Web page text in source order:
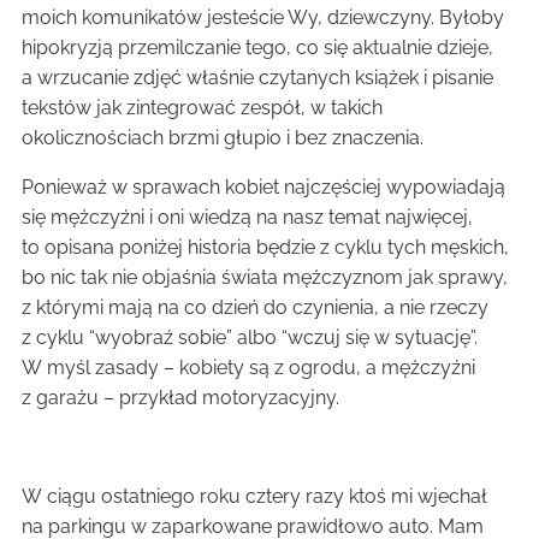
moich komunikatów jesteście Wy, dziewczyny. Byłoby
hipokryzją przemilczanie tego, co się aktualnie dzieje,
a wrzucanie zdjęć właśnie czytanych książek i pisanie
tekstów jak zintegrować zespół, w takich
okolicznościach brzmi głupio i bez znaczenia.
Ponieważ w sprawach kobiet najczęściej wypowiadają
się mężczyźni i oni wiedzą na nasz temat najwięcej,
to opisana poniżej historia będzie z cyklu tych męskich,
bo nic tak nie objaśnia świata mężczyznom jak sprawy,
z którymi mają na co dzień do czynienia, a nie rzeczy
z cyklu “wyobraź sobie” albo “wczuj się w sytuację”.
W myśl zasady – kobiety są z ogrodu, a mężczyźni
z garażu – przykład motoryzacyjny.
W ciągu ostatniego roku cztery razy ktoś mi wjechał
na parkingu w zaparkowane prawidłowo auto. Mam